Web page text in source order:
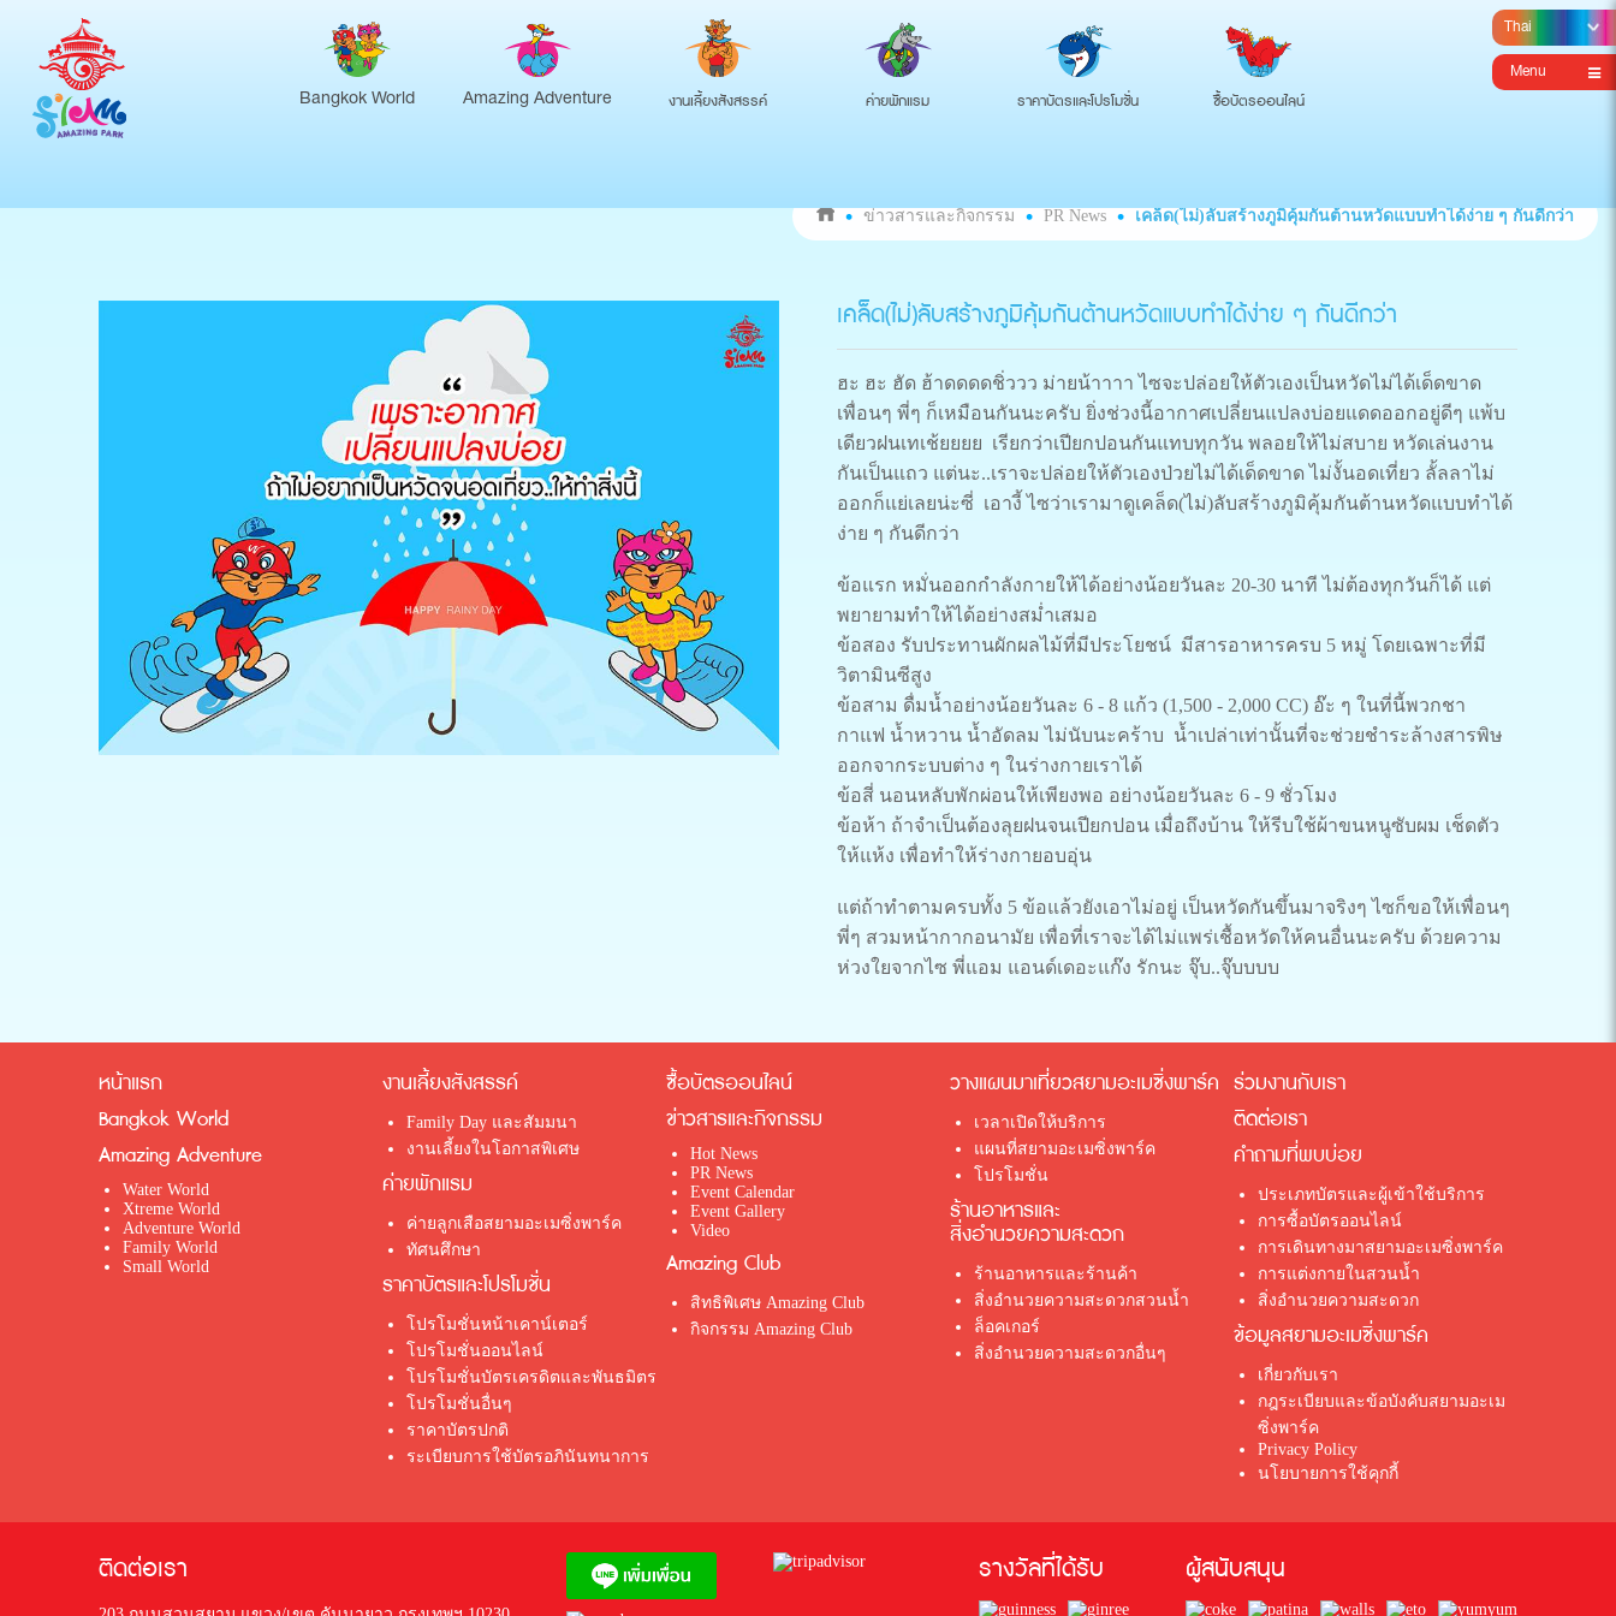
Bangkok World Amazing Adventure งานเลี้ยงสังสรรค์ ค่ายพักแรม ราคาบัตรและโปรโมชั่น ซื้อบัตรออนไลน์
Menu
ข่าวสารและกิจกรรม PR News เคล็ด(ไม่)ลับสร้างภูมิคุ้มกันต้านหวัดแบบทำได้ง่าย ๆ กันดีกว่า
เคล็ด(ไม่)ลับสร้างภูมิคุ้มกันต้านหวัดแบบทำได้ง่าย ๆ กันดีกว่า
ฮะ ฮะ ฮัด ฮ้าดดดดชิ่ววว ม่ายน้าาาา ไซจะปล่อยให้ตัวเองเป็นหวัดไม่ได้เด็ดขาด
เพื่อนๆ พี่ๆ ก็เหมือนกันนะครับ ยิ่งช่วงนี้อากาศเปลี่ยนแปลงบ่อยแดดออกอยู่ดีๆ แพ้บ
เดียวฝนเทเช้ยยยย เรียกว่าเปียกปอนกันแทบทุกวัน พลอยให้ไม่สบาย หวัดเล่นงาน
กันเป็นแถว แต่นะ..เราจะปล่อยให้ตัวเองป่วยไม่ได้เด็ดขาด ไม่งั้นอดเที่ยว ลั้ลลาไม่
ออกก็แย่เลยน่ะซี่ เอางี้ ไซว่าเรามาดูเคล็ด(ไม่)ลับสร้างภูมิคุ้มกันต้านหวัดแบบทำได้
ง่าย ๆ กันดีกว่า
ข้อแรก หมั่นออกกำลังกายให้ได้อย่างน้อยวันละ 20-30 นาที ไม่ต้องทุกวันก็ได้ แต่
พยายามทำให้ได้อย่างสม่ำเสมอ
ข้อสอง รับประทานผักผลไม้ที่มีประโยชน์ มีสารอาหารครบ 5 หมู่ โดยเฉพาะที่มี
วิตามินซีสูง
ข้อสาม ดื่มน้ำอย่างน้อยวันละ 6 - 8 แก้ว (1,500 - 2,000 CC) อ๊ะ ๆ ในที่นี้พวกชา
กาแฟ น้ำหวาน น้ำอัดลม ไม่นับนะคร้าบ น้ำเปล่าเท่านั้นที่จะช่วยชำระล้างสารพิษ
ออกจากระบบต่าง ๆ ในร่างกายเราได้
ข้อสี่ นอนหลับพักผ่อนให้เพียงพอ อย่างน้อยวันละ 6 - 9 ชั่วโมง
ข้อห้า ถ้าจำเป็นต้องลุยฝนจนเปียกปอน เมื่อถึงบ้าน ให้รีบใช้ผ้าขนหนูซับผม เช็ดตัว
ให้แห้ง เพื่อทำให้ร่างกายอบอุ่น
แต่ถ้าทำตามครบทั้ง 5 ข้อแล้วยังเอาไม่อยู่ เป็นหวัดกันขึ้นมาจริงๆ ไซก็ขอให้เพื่อนๆ
พี่ๆ สวมหน้ากากอนามัย เพื่อที่เราจะได้ไม่แพร่เชื้อหวัดให้คนอื่นนะครับ ด้วยความ
ห่วงใยจากไซ พี่แอม แอนด์เดอะแก๊ง รักนะ จุ๊บ..จุ๊บบบบ
หน้าแรก
Bangkok World
Amazing Adventure
Water World
Xtreme World
Adventure World
Family World
Small World
งานเลี้ยงสังสรรค์
Family Day และสัมมนา
งานเลี้ยงในโอกาสพิเศษ
ค่ายพักแรม
ค่ายลูกเสือสยามอะเมซิ่งพาร์ค
ทัศนศึกษา
ราคาบัตรและโปรโมชั่น
โปรโมชั่นหน้าเคาน์เตอร์
โปรโมชั่นออนไลน์
โปรโมชั่นบัตรเครดิตและพันธมิตร
โปรโมชั่นอื่นๆ
ราคาบัตรปกติ
ระเบียบการใช้บัตรอภินันทนาการ
ซื้อบัตรออนไลน์
ข่าวสารและกิจกรรม
Hot News
PR News
Event Calendar
Event Gallery
Video
Amazing Club
สิทธิพิเศษ Amazing Club
กิจกรรม Amazing Club
วางแผนมาเที่ยวสยามอะเมซิ่งพาร์ค
เวลาเปิดให้บริการ
แผนที่สยามอะเมซิ่งพาร์ค
โปรโมชั่น
ร้านอาหารและ
สิ่งอำนวยความสะดวก
ร้านอาหารและร้านค้า
สิ่งอำนวยความสะดวกสวนน้ำ
ล็อคเกอร์
สิ่งอำนวยความสะดวกอื่นๆ
ร่วมงานกับเรา
ติดต่อเรา
คำถามที่พบบ่อย
ประเภทบัตรและผู้เข้าใช้บริการ
การซื้อบัตรออนไลน์
การเดินทางมาสยามอะเมซิ่งพาร์ค
การแต่งกายในสวนน้ำ
สิ่งอำนวยความสะดวก
ข้อมูลสยามอะเมซิ่งพาร์ค
เกี่ยวกับเรา
กฎระเบียบและข้อบังคับสยามอะเม
ซิ่งพาร์ค
Privacy Policy
นโยบายการใช้คุกกี้
ติดต่อเรา รางวัลที่ได้รับ ผู้สนับสนุน